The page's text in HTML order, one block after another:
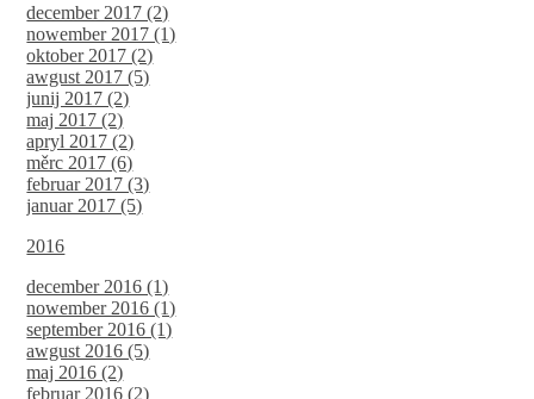
december 2017 (2)
nowember 2017 (1)
oktober 2017 (2)
awgust 2017 (5)
junij 2017 (2)
maj 2017 (2)
apryl 2017 (2)
měrc 2017 (6)
februar 2017 (3)
januar 2017 (5)
2016
december 2016 (1)
nowember 2016 (1)
september 2016 (1)
awgust 2016 (5)
maj 2016 (2)
februar 2016 (2)